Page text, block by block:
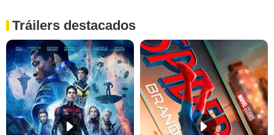
Tráilers destacados